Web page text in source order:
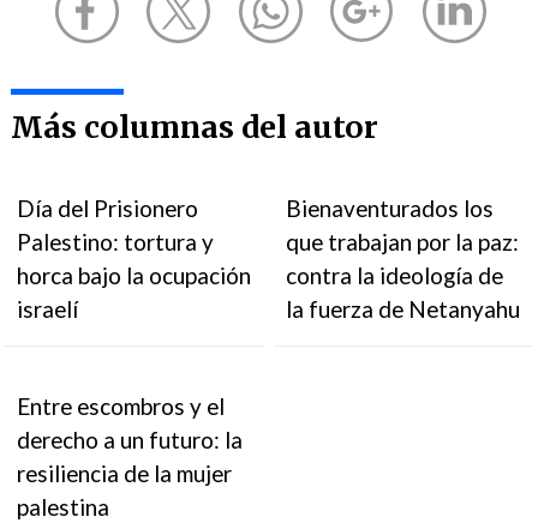
Más columnas del autor
Día del Prisionero
Palestino: tortura y
horca bajo la ocupación
israelí
Bienaventurados los
que trabajan por la paz:
contra la ideología de
la fuerza de Netanyahu
Entre escombros y el
derecho a un futuro: la
resiliencia de la mujer
palestina